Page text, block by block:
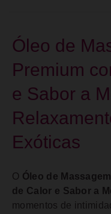
Óleo de
Premium
e Sabor a
Exóticas
O Óleo de
de Calor e Sabor a
momentos de